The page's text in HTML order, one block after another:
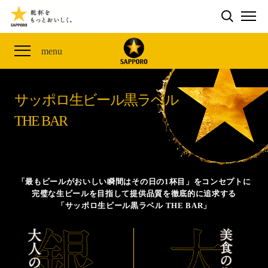
検索する
menu
THE PERFECT 黒ラベル WAGON 出展FES
ザ・パーフェクト黒ラベル アワード
「満天☆青空レストラン」コラボキャンペーン
山本由伸選手応援プロジェクト「GET A STAR
YOSHINOBU」
黒ラベル×『エヴァンゲリオン』30th Anniv.
サッポロ生ビール黒ラベル 『THE STAR JAM』
「丸くなるな、☆星になれ。」限定デザイン缶数量限
定発売
サッポロ生ビール黒ラベル THE SHOP
CLUB 黒ラベル
サッポロ生ビール黒ラベル
オカズデザインが提案する
ザ・パーフェクト黒ラベル
サッポロ生ビール黒ラベル THE BAR
ザ・パーフェクト黒ラベルが飲めるお店
CLUB 黒ラベル
サッポロ生ビール黒ラベル
THE BAR
「最もビールがおいしい瞬間はその日の1杯目」をコンセプトに
完璧な生ビールを目指して提供品質を徹底的に追求する
「サッポロ生ビール黒ラベル THE BAR」